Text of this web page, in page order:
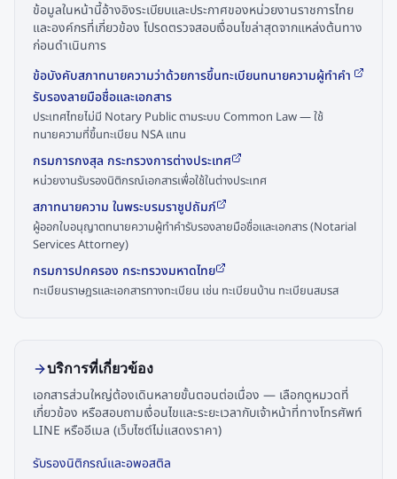
ข้อมูลในหน้านี้อ้างอิงระเบียบและประกาศของหน่วยงานราชการไทย
และองค์กรที่เกี่ยวข้อง โปรดตรวจสอบเงื่อนไขล่าสุดจากแหล่งต้นทาง
ก่อนดำเนินการ
ข้อบังคับสภาทนายความว่าด้วยการขึ้นทะเบียนทนายความผู้ทำคำ
รับรองลายมือชื่อและเอกสาร
ประเทศไทยไม่มี Notary Public ตามระบบ Common Law — ใช้
ทนายความที่ขึ้นทะเบียน NSA แทน
กรมการกงสุล กระทรวงการต่างประเทศ
หน่วยงานรับรองนิติกรณ์เอกสารเพื่อใช้ในต่างประเทศ
สภาทนายความ ในพระบรมราชูปถัมภ์
ผู้ออกใบอนุญาตทนายความผู้ทำคำรับรองลายมือชื่อและเอกสาร (Notarial
Services Attorney)
กรมการปกครอง กระทรวงมหาดไทย
ทะเบียนราษฎรและเอกสารทางทะเบียน เช่น ทะเบียนบ้าน ทะเบียนสมรส
บริการที่เกี่ยวข้อง
เอกสารส่วนใหญ่ต้องเดินหลายขั้นตอนต่อเนื่อง — เลือกดูหมวดที่
เกี่ยวข้อง หรือสอบถามเงื่อนไขและระยะเวลากับเจ้าหน้าที่ทางโทรศัพท์
LINE หรืออีเมล (เว็บไซต์ไม่แสดงราคา)
รับรองนิติกรณ์และอพอสติล